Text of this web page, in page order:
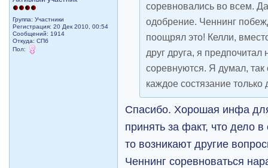
Группа: Участники
Регистрация: 20 Дек 2010, 00:54
Сообщений: 1914
Откуда: СПб
Пол:
соревновались во всем.
одобрение. Ченнинг
поощрял это! Келли,
друг друга, я предпочитал
соревнуются. Я думал, так
каждое состязание
Спасибо. Хорошая инфа
принять за факт, что дело
то возникают другие
Ченнинг соревноваться